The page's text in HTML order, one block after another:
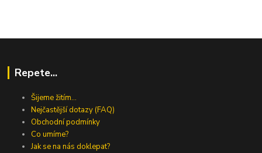
Repete...
Šijeme žitím...
Nejčastější dotazy (FAQ)
Obchodní podmínky
Co umíme?
Jak se na nás doklepat?